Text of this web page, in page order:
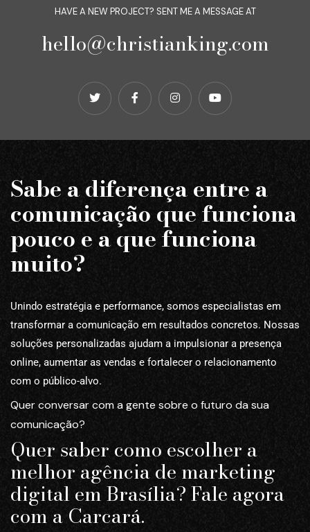
HAVE A NEW PROJECT? SENT ME A MESSAGE AT
hello@christianking.com
Sabe a diferença entre a
comunicação que funciona
pouco e a que funciona
muito?
Unindo estratégia e performance, somos especialistas em
transformar a comunicação em resultados concretos. Nossas
soluções personalizadas ajudam a impulsionar a presença
online, aumentar as vendas e fortalecer o relacionamento
com o público-alvo.
Quer conversar com a gente sobre o futuro da sua
comunicação?
Quer saber como escolher a
melhor agência de marketing
digital em Brasília? Fale agora
com a Carcará.